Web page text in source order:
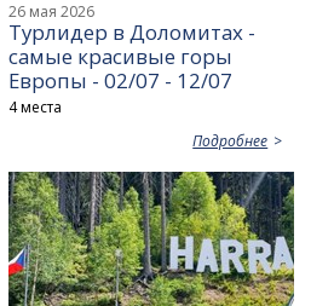
26 мая 2026
Турлидер в Доломитах -
самые красивые горы
Европы - 02/07 - 12/07
4 места
Подробнее